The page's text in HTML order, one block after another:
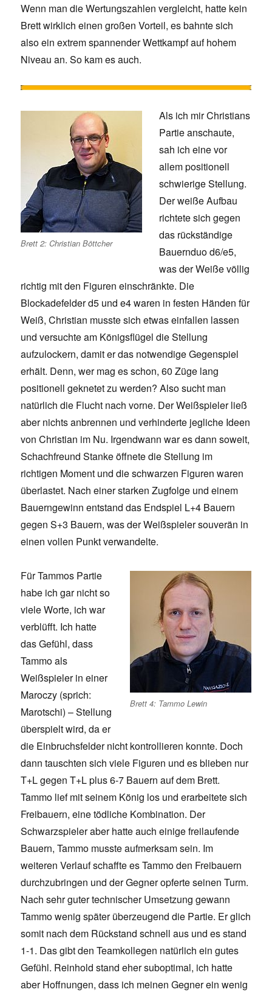
Wenn man die Wertungszahlen vergleicht, hatte kein
Brett wirklich einen großen Vorteil, es bahnte sich
also ein extrem spannender Wettkampf auf hohem
Niveau an. So kam es auch.
Brett 2: Christian Böttcher
Als ich mir Christians
Partie anschaute,
sah ich eine vor
allem positionell
schwierige Stellung.
Der weiße Aufbau
richtete sich gegen
das rückständige
Bauernduo d6/e5,
was der Weiße völlig
richtig mit den Figuren einschränkte. Die
Blockadefelder d5 und e4 waren in festen Händen für
Weiß, Christian musste sich etwas einfallen lassen
und versuchte am Königsflügel die Stellung
aufzulockern, damit er das notwendige Gegenspiel
erhält. Denn, wer mag es schon, 60 Züge lang
positionell geknetet zu werden? Also sucht man
natürlich die Flucht nach vorne. Der Weißspieler ließ
aber nichts anbrennen und verhinderte jegliche Ideen
von Christian im Nu. Irgendwann war es dann soweit,
Schachfreund Stanke öffnete die Stellung im
richtigen Moment und die schwarzen Figuren waren
überlastet. Nach einer starken Zugfolge und einem
Bauerngewinn entstand das Endspiel L+4 Bauern
gegen S+3 Bauern, was der Weißspieler souverän in
einen vollen Punkt verwandelte.
Brett 4: Tammo Lewin
Für Tammos Partie
habe ich gar nicht so
viele Worte, ich war
verblüfft. Ich hatte
das Gefühl, dass
Tammo als
Weißspieler in einer
Maroczy (sprich:
Marotschi) – Stellung
überspielt wird, da er
die Einbruchsfelder nicht kontrollieren konnte. Doch
dann tauschten sich viele Figuren und es blieben nur
T+L gegen T+L plus 6-7 Bauern auf dem Brett.
Tammo lief mit seinem König los und erarbeitete sich
Freibauern, eine tödliche Kombination. Der
Schwarzspieler aber hatte auch einige freilaufende
Bauern, Tammo musste aufmerksam sein. Im
weiteren Verlauf schaffte es Tammo den Freibauern
durchzubringen und der Gegner opferte seinen Turm.
Nach sehr guter technischer Umsetzung gewann
Tammo wenig später überzeugend die Partie. Er glich
somit nach dem Rückstand schnell aus und es stand
1-1. Das gibt den Teamkollegen natürlich ein gutes
Gefühl. Reinhold stand eher suboptimal, ich hatte
aber Hoffnungen, dass ich meinen Gegner ein wenig